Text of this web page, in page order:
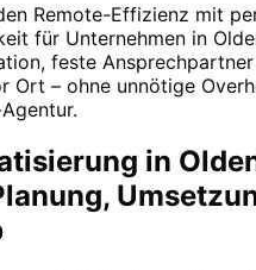
Remote-Effizienz mit
für Unternehmen in
feste
Ort – ohne unnötige
in